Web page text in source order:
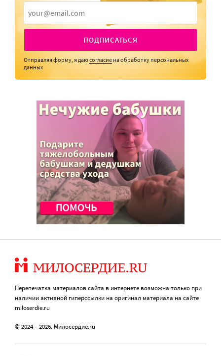
ПОДПИСАТЬСЯ
Отправляя форму, я даюсогласие на обработку персональных
данных
Перепечатка материалов сайта в интернете возможна только при
наличии активной гиперссылки на оригинал материала на сайте
miloserdie.ru
© 2024 – 2026. Милосердие.ru